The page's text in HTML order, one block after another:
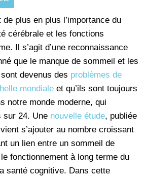
plus en plus l’importance du
cérébrale et les fonctions
Il s’agit d’une reconnaissance
que le manque de sommeil et les
devenus des problèmes de
mondiale et qu’ils sont toujours
notre monde moderne, qui
sur 24. Une nouvelle étude, publiée
s’ajouter au nombre croissant
un lien entre un sommeil de
fonctionnement à long terme du
santé cognitive. Dans cette